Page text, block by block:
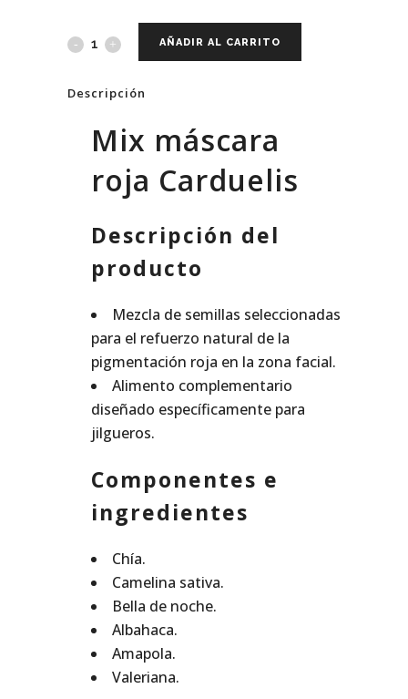
AÑADIR AL CARRITO
Descripción
Mix máscara
roja Carduelis
Descripción del
producto
Mezcla de semillas seleccionadas
para el refuerzo natural de la
pigmentación roja en la zona facial.
Alimento complementario
diseñado específicamente para
jilgueros.
Componentes e
ingredientes
Chía.
Camelina sativa.
Bella de noche.
Albahaca.
Amapola.
Valeriana.